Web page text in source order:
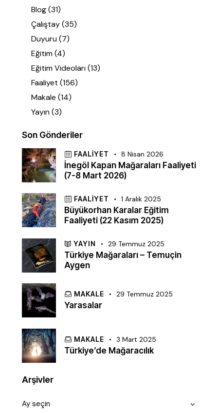
Blog(31)
Çalıştay(35)
Duyuru(7)
Eğitim(4)
Eğitim Videoları(13)
Faaliyet (156)
Makale (14)
Yayın(3)
Son Gönderiler
FAALIYET 8 Nisan 2026
İnegöl Kapan Mağaraları Faaliyeti
(7-8 Mart 2026)
FAALIYET 1 Aralık 2025
Büyükorhan Karalar Eğitim
Faaliyeti (22 Kasım 2025)
YAYIN 29 Temmuz 2025
Türkiye Mağaraları – Temuçin
Aygen
MAKALE 29 Temmuz 2025
Yarasalar
MAKALE 3 Mart 2025
Türkiye’de Mağaracılık
Arşivler